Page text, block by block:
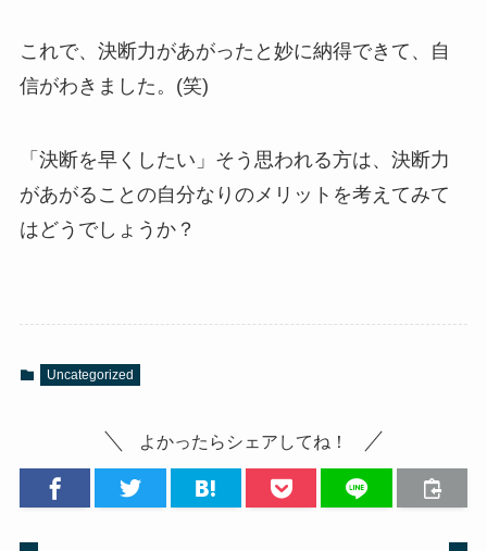
これで、決断力があがったと妙に納得できて、自
信がわきました。(笑)
「決断を早くしたい」そう思われる方は、決断力
があがることの自分なりのメリットを考えてみて
はどうでしょうか？
Uncategorized
よかったらシェアしてね！